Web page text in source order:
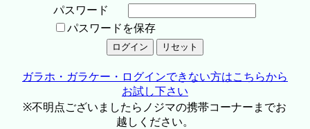
パスワード
パスワードを保存
ガラホ・ガラケー・ログインできない方はこちらから
お試し下さい
※不明点ございましたらノジマの携帯コーナーまでお
越しください。